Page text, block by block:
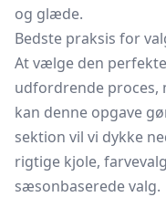
og glæde.
Bedste praksis for
At vælge den perfekte
udfordrende proces,
kan denne opgave
sektion vil vi dykke
rigtige kjole,
sæsonbaserede valg.